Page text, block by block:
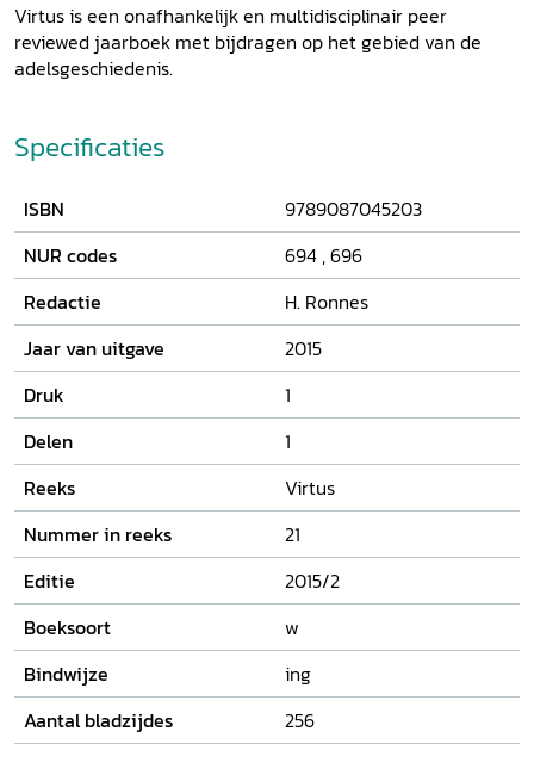
Virtus is een onafhankelijk en multidisciplinair peer
reviewed jaarboek met bijdragen op het gebied van de
adelsgeschiedenis.
Specificaties
ISBN
9789087045203
NUR codes
694 ,696
Redactie
H. Ronnes
Jaar van uitgave
2015
Druk
1
Delen
1
Reeks
Virtus
Nummer in reeks
21
Editie
2015/2
Boeksoort
w
Bindwijze
ing
Aantal bladzijdes
256